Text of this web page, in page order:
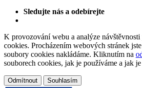
Sledujte nás a odebírejte
K provozování webu a analýze
cookies. Procházením webových stránek
soubory cookies nakládáme. Kliknutím na
souborech cookies, jak je používáme a jak
Odmítnout Souhlasím